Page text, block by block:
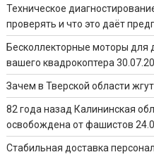
Техническое
проверять и что это даёт
Бесколлекторные моторы для
вашего квадрокоптера
Зачем в Тверской области
82 года назад Калининская
освобождена от фашистов
Стабильная доставка